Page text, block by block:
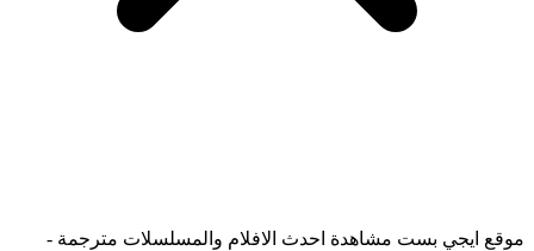
موقع ايجي بست مشاهدة احدث الافلام والمسلسلات مترجمة -